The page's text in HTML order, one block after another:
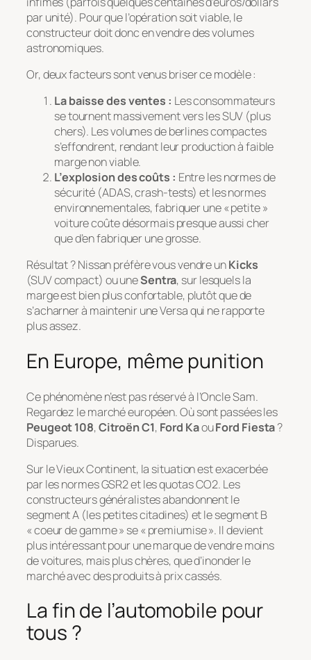
par unité). Pour que l’opération soit viable, le
constructeur doit donc en vendre des volumes
astronomiques.
Or, deux facteurs sont venus briser ce modèle :
La baisse des ventes : Les consommateurs
se tournent massivement vers les SUV (plus
chers). Les volumes de berlines compactes
s’effondrent, rendant leur production à faible
marge non viable.
L’explosion des coûts : Entre les normes de
sécurité (ADAS, crash-tests) et les normes
environnementales, fabriquer une « petite »
voiture coûte désormais presque aussi cher
que d’en fabriquer une grosse.
Résultat ? Nissan préfère vous vendre unKicks
(SUV compact) ou uneSentra, sur lesquels la
marge est bien plus confortable, plutôt que de
s’acharner à maintenir une Versa qui ne rapporte
plus assez.
En Europe, même punition
Ce phénomène n’est pas réservé à l’Oncle Sam.
Regardez le marché européen. Où sont passées les
Peugeot 108,Citroën C1, Ford KaouFord Fiesta?
Disparues.
Sur le Vieux Continent, la situation est exacerbée
par les normes GSR2 et les quotas CO2. Les
constructeurs généralistes abandonnent le
segment A (les petites citadines) et le segment B
« coeur de gamme » se « premiumise ». Il devient
plus intéressant pour une marque de vendre moins
de voitures, mais plus chères, que d’inonder le
marché avec des produits à prix cassés.
La fin de l’automobile pour
tous ?